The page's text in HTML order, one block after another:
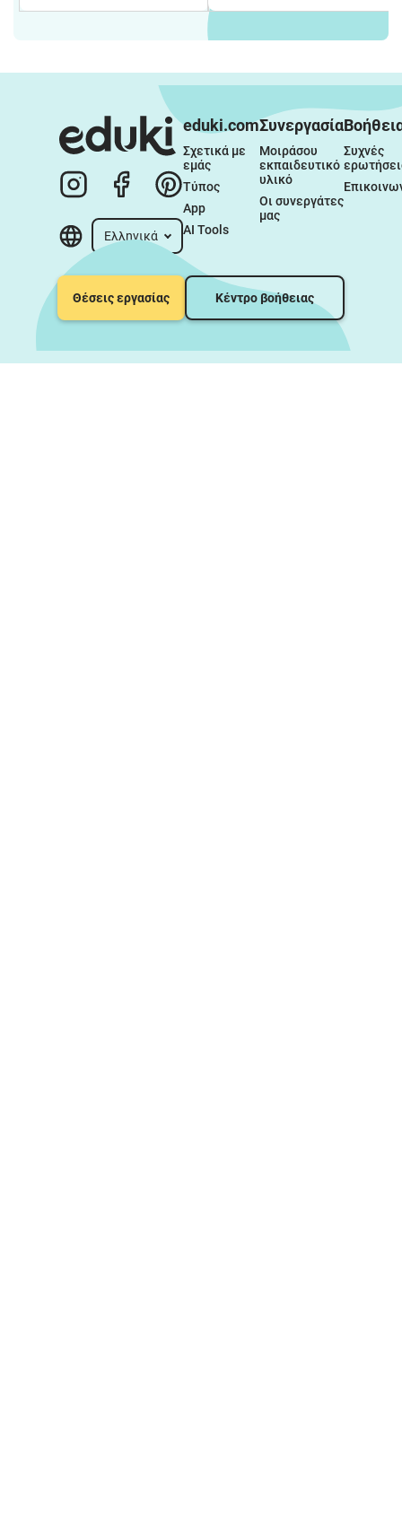
Ελληνικά
eduki.com
Σχετικά με
εμάς
Τύπος
App
AI Tools
Συνεργασία
Μοιράσου
εκπαιδευτικό
υλικό
Οι συνεργάτες
μας
Συχνές
Θέσεις εργασίας Κέντρο βοήθειας